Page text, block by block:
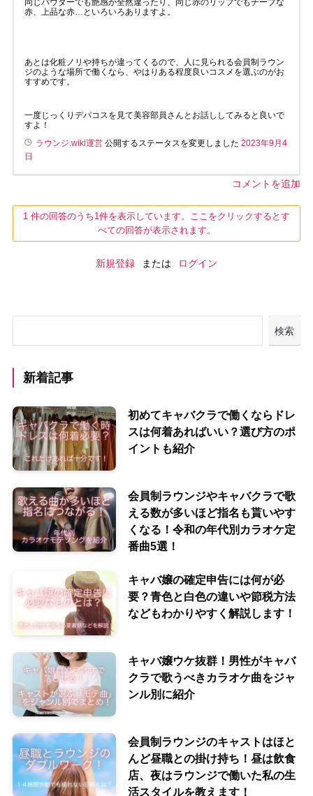
赤、上品な赤…といろいろありますよ。
あとは化粧ノリや持ちが違ってくるので、人に見られる会員制ラウン
ジのような場所で働くなら、やはりある程度良いコスメを選ぶのがお
すすめです。
一度じっくりデパコスを見て美容部員さんとお話ししてみると良いで
すよ！
ラウンジ.wiki運営公開するステータスを変更しました 2023年9月4
日
コメントを追加
1 件の回答のうち1件を表示しています。ここをクリックするとす
べての回答が表示されます。
新規登録 または ログイン
検索
新着記事
初めてキャバクラで働くならドレ
スは何着あればいい？選び方のポ
イントも紹介
会員制ラウンジやキャバクラで歌
える数が多いほど指名も貰いやす
くなる！令和の年代別カラオケ定
番曲5選！
キャバ嬢の確定申告には何が必
要？青色と白色の違いや節税方法
などもわかりやすく解説します！
キャバ嬢ウケ抜群！男性がキャバ
クラで歌うべきカラオケ曲をジャ
ンル別に紹介
会員制ラウンジのキャストはほと
んど昼職との掛け持ち！昼は飲食
店、夜はラウンジで働いた私の生
活スタイルを教えます！